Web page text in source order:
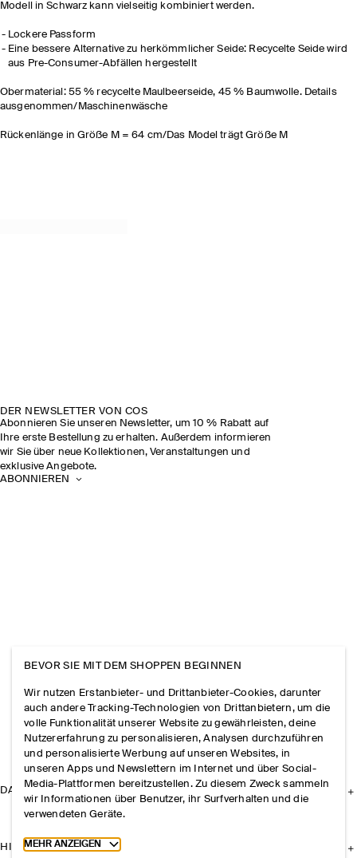
Modell in Schwarz kann vielseitig kombiniert werden.
Lockere Passform
Eine bessere Alternative zu herkömmlicher Seide: Recycelte Seide wird
aus Pre-Consumer-Abfällen hergestellt
Obermaterial: 55 % recycelte Maulbeerseide, 45 % Baumwolle. Details
ausgenommen/Maschinenwäsche
Rückenlänge in Größe M = 64 cm/Das Model trägt Größe M
DER NEWSLETTER VON COS
Abonnieren Sie unseren Newsletter, um 10 % Rabatt auf
Ihre erste Bestellung zu erhalten. Außerdem informieren
wir Sie über neue Kollektionen, Veranstaltungen und
exklusive Angebote.
ABONNIEREN
DAS UNTERNEHMEN
HILFE
BEVOR SIE MIT DEM SHOPPEN BEGINNEN
Wir nutzen Erstanbieter- und Drittanbieter-Cookies, darunter
auch andere Tracking-Technologien von Drittanbietern, um die
volle Funktionalität unserer Website zu gewährleisten, deine
Nutzererfahrung zu personalisieren, Analysen durchzuführen
und personalisierte Werbung auf unseren Websites, in
unseren Apps und Newslettern im Internet und über Social-
Media-Plattformen bereitzustellen. Zu diesem Zweck sammeln
wir Informationen über Benutzer, ihr Surfverhalten und die
verwendeten Geräte.
Toggle more cookie information
MEHR ANZEIGEN